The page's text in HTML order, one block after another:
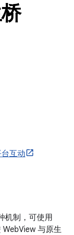
台互动
机制，可使用
WebView 与原生